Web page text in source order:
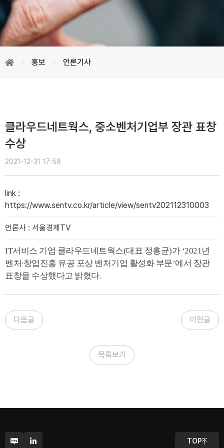
홍보 언론기사
클라우드네트웍스, 중소벤처기업부 장관 표창
수상
2021-12-31 17:58
link :
https://www.sentv.co.kr/article/view/sentv202112310003
언론사 : 서울경제TV
IT서비스 기업 클라우드네트웍스(대표 정흥균)가 ‘2021년
벤처∙창업진흥 유공 포상 벤처기업 활성화 부문’에서 장관
표창을 수상했다고 밝혔다.
다음글 이전글
목록보기
CONTACT